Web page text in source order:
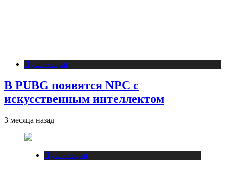
Публикации
В PUBG появятся NPC с
искусственным интеллектом
3 месяца назад
Публикации